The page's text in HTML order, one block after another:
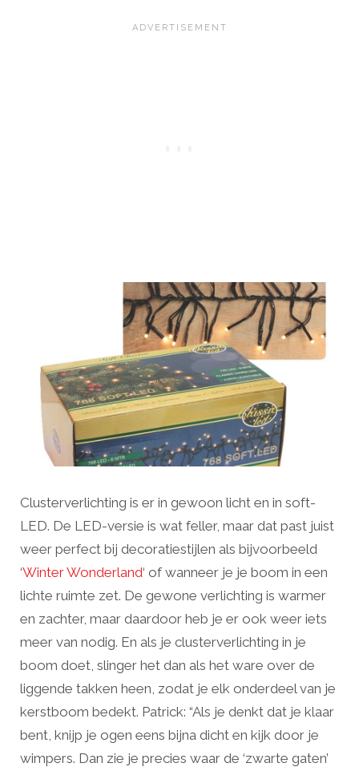
Clusterverlichting is er in gewoon licht en in soft-
LED. De LED-versie is wat feller, maar dat past juist
weer perfect bij decoratiestijlen als bijvoorbeeld
‘Winter Wonderland‘ of wanneer je je boom in een
lichte ruimte zet. De gewone verlichting is warmer
en zachter, maar daardoor heb je er ook weer iets
meer van nodig. En als je clusterverlichting in je
boom doet, slinger het dan als het ware over de
liggende takken heen, zodat je elk onderdeel van je
kerstboom bedekt. Patrick: “Als je denkt dat je klaar
bent, knijp je ogen eens bijna dicht en kijk door je
wimpers. Dan zie je precies waar de ‘zwarte gaten’